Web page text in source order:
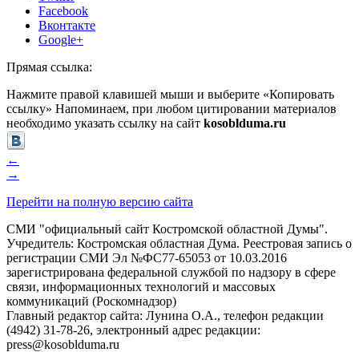
Facebook
Вконтакте
Google+
Прямая ссылка:
Нажмите правой клавишей мыши и выберите «Копировать
ссылку» Напоминаем, при любом цитировании материалов
необходимо указать ссылку на сайт kosoblduma.ru
←
→
Перейти на полную версию сайта
СМИ "официальный сайт Костромской областной Думы".
Учредитель: Костромская областная Дума. Реестровая запись о
регистрации СМИ Эл №ФС77-65053 от 10.03.2016
зарегистрирована федеральной службой по надзору в сфере
связи, информационных технологий и массовых
коммуникаций (Роскомнадзор)
Главный редактор сайта: Лунина О.А., телефон редакции
(4942) 31-78-26, электронный адрес редакции:
press@kosoblduma.ru